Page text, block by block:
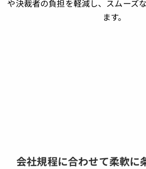
や決裁者の負担を軽減し、スムーズ
ます。
会社規程に合わせて柔軟に